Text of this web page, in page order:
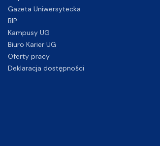
Gazeta Uniwersytecka
BIP
Kampusy UG
Biuro Karier UG
Oferty pracy
Deklaracja dostępności